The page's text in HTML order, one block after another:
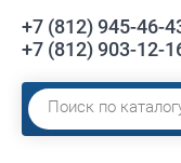
+7 (812) 945-46-
+7 (812) 903-12-